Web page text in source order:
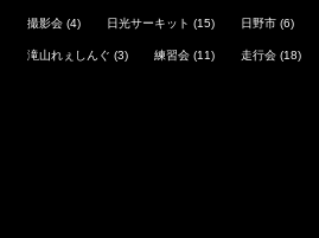
撮影会 (4) 日光サーキット (15) 日野市 (6)
滝山れぇしんぐ (3) 練習会 (11) 走行会 (18)